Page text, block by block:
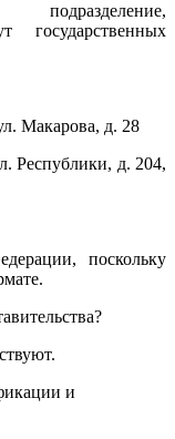
государственных
Макарова, д. 28
Республики, д. 204,
поскольку
и